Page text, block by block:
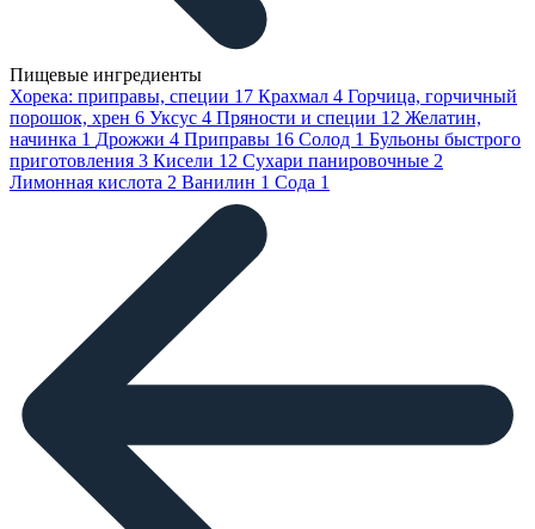
Пищевые ингредиенты
Хорека: приправы, специи 17 Крахмал 4 Горчица, горчичный
порошок, хрен 6 Уксус 4 Пряности и специи 12 Желатин,
начинка 1 Дрожжи 4 Приправы 16 Солод 1 Бульоны быстрого
приготовления 3 Кисели 12 Сухари панировочные 2
Лимонная кислота 2 Ванилин 1 Сода 1